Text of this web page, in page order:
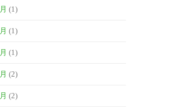
(1)
(1)
(1)
(2)
(2)